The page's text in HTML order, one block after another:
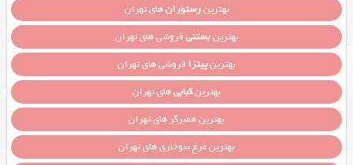
بهترینرستورانهای تهران
بهترینبستنی فروشی های تهران
بهترینپیتزا فروشی های تهران
بهترینکبابیهای تهران
بهترین همبرگر های تهران
بهترین مرغ سوخاری های تهران